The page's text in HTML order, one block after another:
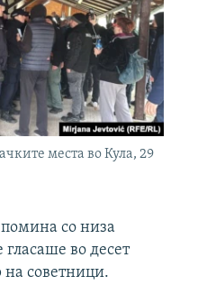
места во Кула, 29
со низа
во десет
советници.